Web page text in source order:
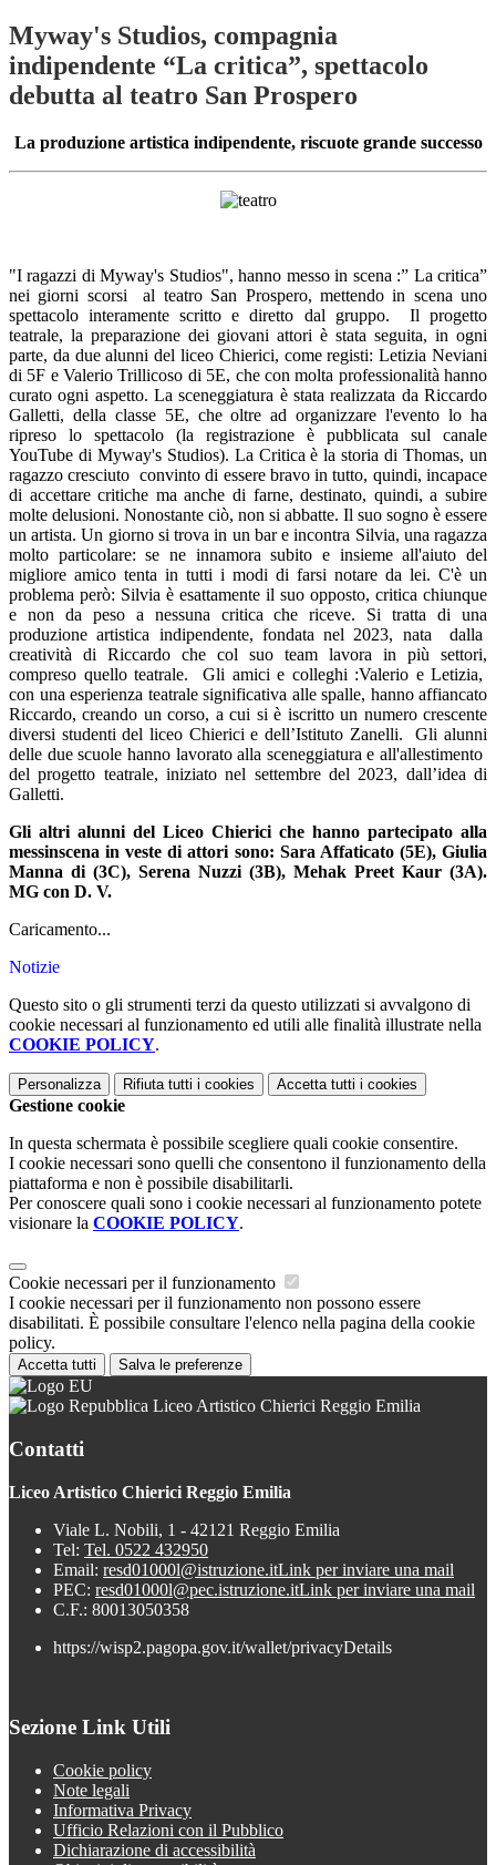
Myway's Studios, compagnia
indipendente “La critica”, spettacolo
debutta al teatro San Prospero
La produzione artistica indipendente, riscuote grande successo
"I ragazzi diMyway's Studios", hanno messo in scena :” La critica”
nei giorni scorsi al teatro San Prospero, mettendo in scena uno
spettacolo interamente scritto e diretto dal gruppo. Il progetto
teatrale, la preparazione dei giovani attori è stata seguita, in ogni
parte, da due alunni del liceo Chierici, come registi: Letizia Neviani
di 5F e Valerio Trillicoso di 5E, che con molta professionalità hanno
curato ogni aspetto. La sceneggiatura è stata realizzata da Riccardo
Galletti, della classe 5E, che oltre ad organizzare l'evento lo ha
ripreso lo spettacolo (la registrazione è pubblicata sul canale
YouTube di Myway's Studios). La Critica è la storia di Thomas, un
ragazzo cresciuto convinto di essere bravo in tutto, quindi, incapace
di accettare critiche ma anche di farne, destinato, quindi, a subire
molte delusioni. Nonostante ciò, non si abbatte. Il suo sogno è essere
un artista. Un giorno si trova in un bar e incontra Silvia, una ragazza
molto particolare: se ne innamora subito e insieme all'aiuto del
migliore amico tenta in tutti i modi di farsi notare da lei. C'è un
problema però: Silvia è esattamente il suo opposto, critica chiunque
e non da peso a nessuna critica che riceve. Si tratta di una
produzione artistica indipendente, fondata nel 2023, nata dalla
creatività di Riccardo che col suo team lavora in più settori,
compreso quello teatrale. Gli amici e colleghi :Valerio e Letizia,
con una esperienza teatrale significativa alle spalle, hanno affiancato
Riccardo, creando un corso, a cui si è iscritto un numero crescente
diversi studenti del liceo Chierici e dell’Istituto Zanelli. Gli alunni
delle due scuole hanno lavorato alla sceneggiatura e all'allestimento
del progetto teatrale, iniziato nel settembre del 2023, dall’idea di
Galletti.
Gli altri alunni del Liceo Chierici che hanno partecipato alla
messinscena in veste di attori sono: Sara Affaticato (5E), Giulia
Manna di (3C), Serena Nuzzi (3B), Mehak Preet Kaur (3A).
MG con D. V.
Caricamento...
Notizie
Questo sito o gli strumenti terzi da questo utilizzati si avvalgono di
cookie necessari al funzionamento ed utili alle finalità illustrate nella
COOKIE POLICY.
Personalizza Rifiuta tutti i cookies Accetta tutti i cookies
Gestione cookie
In questa schermata è possibile scegliere quali cookie consentire.
I cookie necessari sono quelli che consentono il funzionamento della
piattaforma e non è possibile disabilitarli.
Per conoscere quali sono i cookie necessari al funzionamento potete
visionare la COOKIE POLICY.
Cookie necessari per il funzionamento
I cookie necessari per il funzionamento non possono essere
disabilitati. È possibile consultare l'elenco nella pagina della cookie
policy.
Accetta tutti Salva le preferenze
Liceo Artistico Chierici Reggio Emilia
Contatti
Liceo Artistico Chierici Reggio Emilia
Viale L. Nobili, 1 - 42121 Reggio Emilia
Tel: Tel. 0522 432950
Email: resd01000l@istruzione.itLink per inviare una mail
PEC: resd01000l@pec.istruzione.itLink per inviare una mail
C.F.: 80013050358
https://wisp2.pagopa.gov.it/wallet/privacyDetails
Sezione Link Utili
Cookie policy
Note legali
Informativa Privacy
Ufficio Relazioni con il Pubblico
Dichiarazione di accessibilità